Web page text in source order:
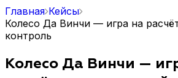
Главная Кейсы
Колесо Да Винчи — игра на
контроль
Колесо Да Винчи —